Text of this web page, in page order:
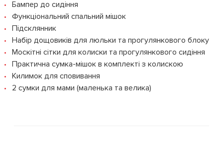
Бампер до сидіння
Функціональний спальний мішок
Підсклянник
Набір дощовиків для люльки та прогулянкового блоку
Москітні сітки для колиски та прогулянкового сидіння
Практична сумка-мішок в комплекті з колискою
Килимок для сповивання
2 сумки для мами (маленька та велика)